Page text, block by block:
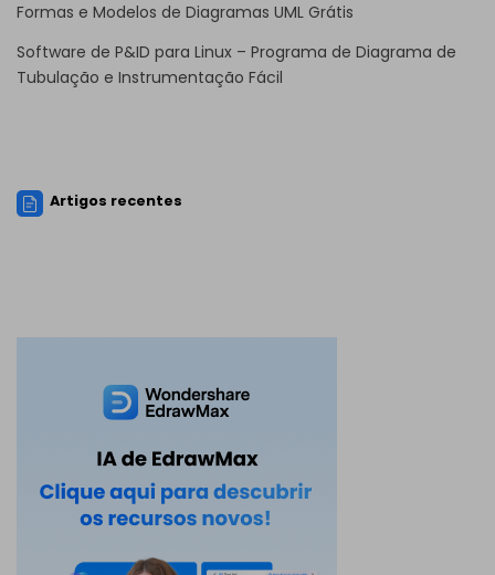
Formas e Modelos de Diagramas UML Grátis
Software de P&ID para Linux – Programa de Diagrama de
Tubulação e Instrumentação Fácil
Artigos recentes